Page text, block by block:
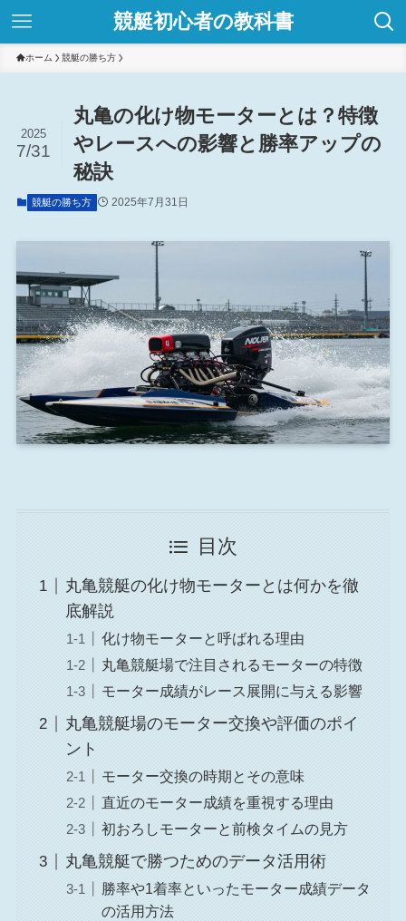
競艇初心者の教科書
ホーム 競艇の勝ち方
丸亀の化け物モーターとは？特徴
やレースへの影響と勝率アップの
秘訣
2025
7/31
競艇の勝ち方 2025年7月31日
目次
丸亀競艇の化け物モーターとは何かを徹
底解説
化け物モーターと呼ばれる理由
丸亀競艇場で注目されるモーターの特徴
モーター成績がレース展開に与える影響
丸亀競艇場のモーター交換や評価のポイ
ント
モーター交換の時期とその意味
直近のモーター成績を重視する理由
初おろしモーターと前検タイムの見方
丸亀競艇で勝つためのデータ活用術
勝率や1着率といったモーター成績データ
の活用方法